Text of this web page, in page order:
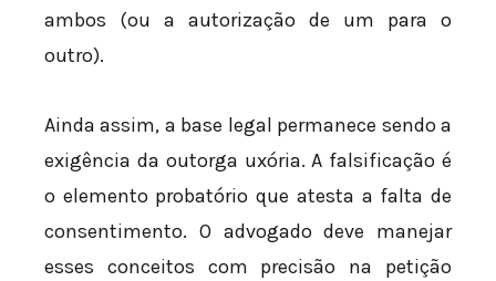
ambos (ou a autorização de um para o
outro).
Ainda assim, a base legal permanece sendo a
exigência da outorga uxória. A falsificação é
o elemento probatório que atesta a falta de
consentimento. O advogado deve manejar
esses conceitos com precisão na petição